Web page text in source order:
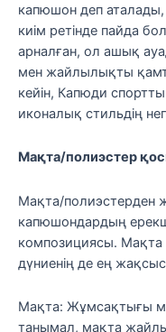
капюшон деп
киім ретінде пайда
арналған, ол ашық
мен жайлылықты
кейін, Капюди
иконалық стильдің
Мақта/полиэстер
Мақта/полиэстерден
капюшондардың
композициясы. Мақта
дүниенің де ең
Мақта: Жұмсақтығы
танымал, мақта